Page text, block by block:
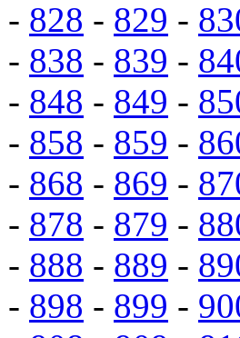
- 828 - 829 -
- 838 - 839 -
- 848 - 849 -
- 858 - 859 -
- 868 - 869 -
- 878 - 879 -
- 888 - 889 -
- 898 - 899 -